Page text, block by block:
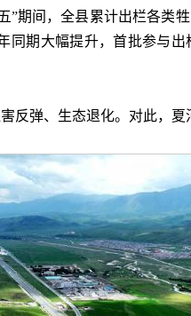
期间，全县累计出栏各类
期大幅提升，首批参与
反弹、生态退化。对此，